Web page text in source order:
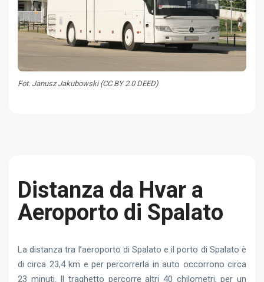
Fot. Janusz Jakubowski (CC BY 2.0 DEED)
Distanza da Hvar a
Aeroporto di Spalato
La distanza tra l’aeroporto di Spalato e il porto di Spalato è
di circa 23,4 km e per percorrerla in auto occorrono circa
23 minuti. Il traghetto percorre altri 40 chilometri, per un